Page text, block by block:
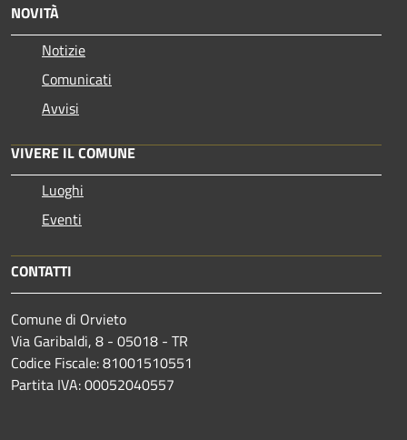
NOVITÀ
Notizie
Comunicati
Avvisi
VIVERE IL COMUNE
Luoghi
Eventi
CONTATTI
Comune di Orvieto
Via Garibaldi, 8 - 05018 - TR
Codice Fiscale: 81001510551
Partita IVA: 00052040557